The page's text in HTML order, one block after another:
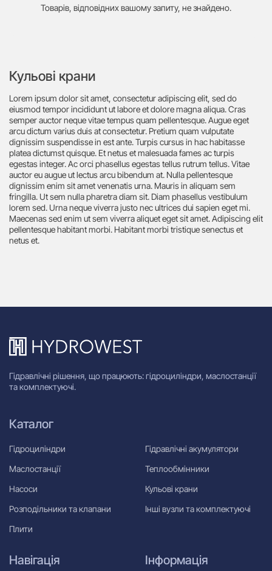
Товарів, відповідних вашому запиту, не знайдено.
Кульові крани
Lorem ipsum dolor sit amet, consectetur adipiscing elit, sed do
eiusmod tempor incididunt ut labore et dolore magna aliqua. Cras
semper auctor neque vitae tempus quam pellentesque. Augue eget
arcu dictum varius duis at consectetur. Pretium quam vulputate
dignissim suspendisse in est ante. Turpis cursus in hac habitasse
platea dictumst quisque. Et netus et malesuada fames ac turpis
egestas integer. Ac orci phasellus egestas tellus rutrum tellus. Vitae
auctor eu augue ut lectus arcu bibendum at. Nulla pellentesque
dignissim enim sit amet venenatis urna. Mauris in aliquam sem
fringilla. Ut sem nulla pharetra diam sit. Diam phasellus vestibulum
lorem sed. Urna neque viverra justo nec ultrices dui sapien eget mi.
Maecenas sed enim ut sem viverra aliquet eget sit amet. Adipiscing elit
pellentesque habitant morbi. Habitant morbi tristique senectus et
netus et.
Гідравлічні рішення, що працюють: гідроциліндри, маслостанції
та комплектуючі.
Навігація
Каталог
Гідроциліндри
Маслостанції
Насоси
Розподільники та клапани
Плити
Гідравлічні акумулятори
Теплообмінники
Кульові крани
Інші вузли та комплектуючі
Інформація